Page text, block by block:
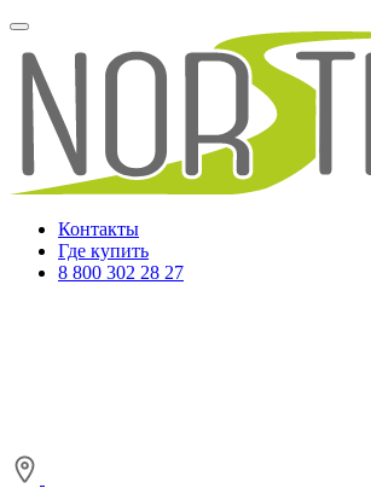
Контакты
Где купить
8 800 302 28 27